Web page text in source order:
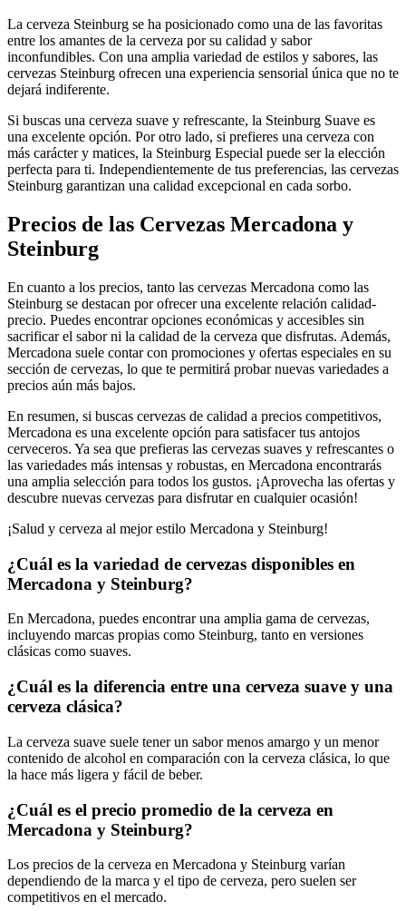
La cerveza Steinburg se ha posicionado como una de las favoritas
entre los amantes de la cerveza por su calidad y sabor
inconfundibles. Con una amplia variedad de estilos y sabores, las
cervezas Steinburg ofrecen una experiencia sensorial única que no te
dejará indiferente.
Si buscas una cerveza suave y refrescante, la Steinburg Suave es
una excelente opción. Por otro lado, si prefieres una cerveza con
más carácter y matices, la Steinburg Especial puede ser la elección
perfecta para ti. Independientemente de tus preferencias, las cervezas
Steinburg garantizan una calidad excepcional en cada sorbo.
Precios de las Cervezas Mercadona y
Steinburg
En cuanto a los precios, tanto las cervezas Mercadona como las
Steinburg se destacan por ofrecer una excelente relación calidad-
precio. Puedes encontrar opciones económicas y accesibles sin
sacrificar el sabor ni la calidad de la cerveza que disfrutas. Además,
Mercadona suele contar con promociones y ofertas especiales en su
sección de cervezas, lo que te permitirá probar nuevas variedades a
precios aún más bajos.
En resumen, si buscas cervezas de calidad a precios competitivos,
Mercadona es una excelente opción para satisfacer tus antojos
cerveceros. Ya sea que prefieras las cervezas suaves y refrescantes o
las variedades más intensas y robustas, en Mercadona encontrarás
una amplia selección para todos los gustos. ¡Aprovecha las ofertas y
descubre nuevas cervezas para disfrutar en cualquier ocasión!
¡Salud y cerveza al mejor estilo Mercadona y Steinburg!
¿Cuál es la variedad de cervezas disponibles en
Mercadona y Steinburg?
En Mercadona, puedes encontrar una amplia gama de cervezas,
incluyendo marcas propias como Steinburg, tanto en versiones
clásicas como suaves.
¿Cuál es la diferencia entre una cerveza suave y una
cerveza clásica?
La cerveza suave suele tener un sabor menos amargo y un menor
contenido de alcohol en comparación con la cerveza clásica, lo que
la hace más ligera y fácil de beber.
¿Cuál es el precio promedio de la cerveza en
Mercadona y Steinburg?
Los precios de la cerveza en Mercadona y Steinburg varían
dependiendo de la marca y el tipo de cerveza, pero suelen ser
competitivos en el mercado.